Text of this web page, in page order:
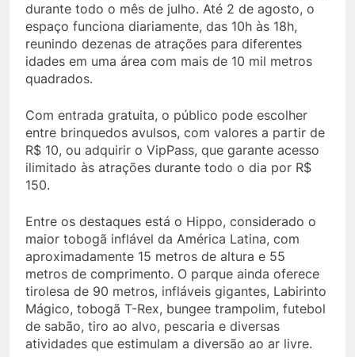
durante todo o mês de julho. Até 2 de agosto, o
espaço funciona diariamente, das 10h às 18h,
reunindo dezenas de atrações para diferentes
idades em uma área com mais de 10 mil metros
quadrados.
Com entrada gratuita, o público pode escolher
entre brinquedos avulsos, com valores a partir de
R$ 10, ou adquirir o VipPass, que garante acesso
ilimitado às atrações durante todo o dia por R$
150.
Entre os destaques está o Hippo, considerado o
maior tobogã inflável da América Latina, com
aproximadamente 15 metros de altura e 55
metros de comprimento. O parque ainda oferece
tirolesa de 90 metros, infláveis gigantes, Labirinto
Mágico, tobogã T-Rex, bungee trampolim, futebol
de sabão, tiro ao alvo, pescaria e diversas
atividades que estimulam a diversão ao ar livre.